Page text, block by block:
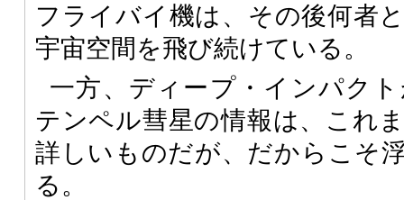
フライバイ機は、その後何者
宇宙空間を飛び続けている。
一方、ディープ・インパク
テンペル彗星の情報は、これ
詳しいものだが、だからこそ
る。